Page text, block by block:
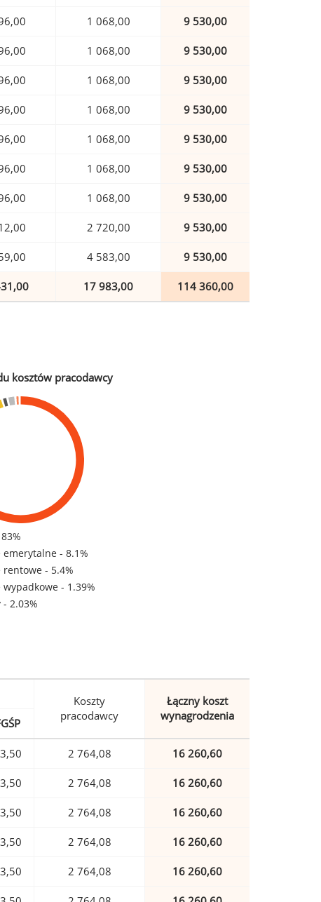
1 068,00 9 530,00
1 068,00 9 530,00
1 068,00 9 530,00
1 068,00 9 530,00
1 068,00 9 530,00
1 068,00 9 530,00
1 068,00 9 530,00
2 720,00 9 530,00
4 583,00 9 530,00
17 983,00 114 360,00
kosztów pracodawcy
- 8.1%
- 5.4%
- 1.39%
2.03%
Koszty
pracodawcy
Łączny koszt
wynagrodzenia
2 764,08 16 260,60
2 764,08 16 260,60
2 764,08 16 260,60
2 764,08 16 260,60
2 764,08 16 260,60